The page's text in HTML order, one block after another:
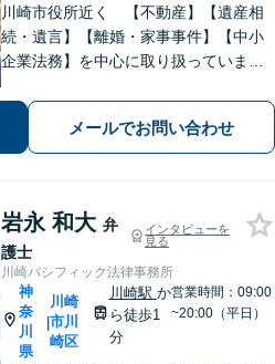
川崎市役所近く 【不動産】【遺産相
続・遺言】【離婚・家事事件】【中小
企業法務】を中心に取り扱っていま
す。ぜひご相談ください
メールでお問い合わせ
岩永 和大 弁
護士
インタビューを
見る
川崎パシフィック法律事務所
神
奈
川
県
|
川崎
市川
崎区
川崎駅 か
ら徒歩1
分
営業時間：09:00
~20:00（平日）